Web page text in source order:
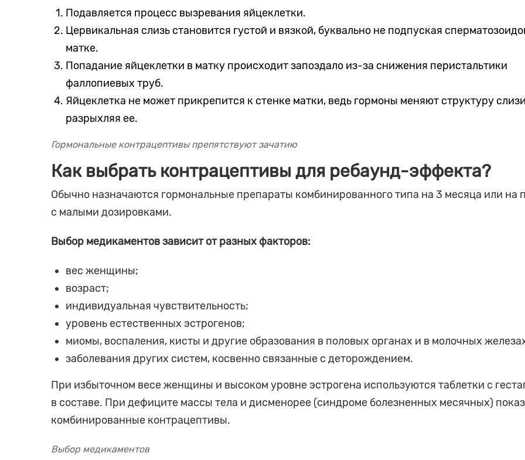
Подавляется процесс вызревания яйцеклетки.
Цервикальная слизь становится густой и вязкой, буквально не подпуская
матке.
Попадание яйцеклетки в матку происходит запоздало из-за снижения перистальтики
фаллопиевых труб.
Яйцеклетка не может прикрепится к стенке матки, ведь гормоны меняют структуру
разрыхляя ее.
Гормональные контрацептивы препятствуют зачатию
Как выбрать контрацептивы для ребаунд-эффекта?
Обычно назначаются гормональные препараты комбинированного типа на 3 месяца или на
с малыми дозировками.
Выбор медикаментов зависит от разных факторов:
вес женщины;
возраст;
индивидуальная чувствительность;
уровень естественных эстрогенов;
миомы, воспаления, кисты и другие образования в половых органах и в молочных
заболевания других систем, косвенно связанные с деторождением.
При избыточном весе женщины и высоком уровне эстрогена используются таблетки с
в составе. При дефиците массы тела и дисменорее (синдроме болезненных месячных)
комбинированные контрацептивы.
Выбор медикаментов